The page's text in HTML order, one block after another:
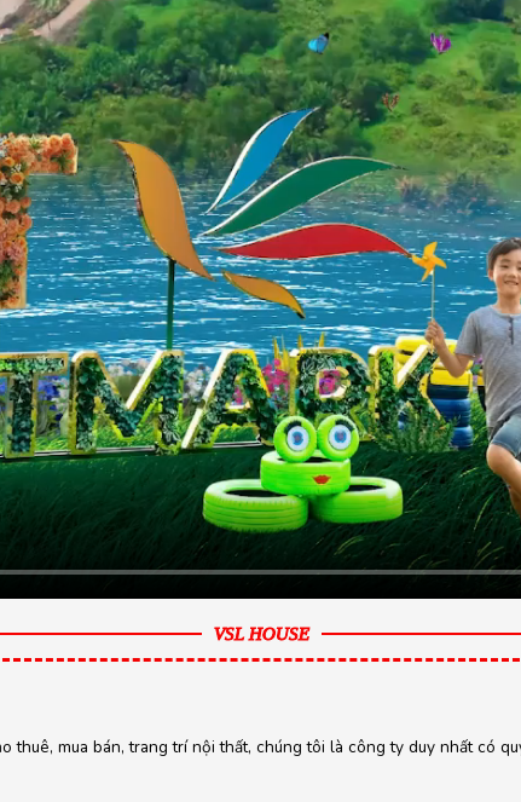
VSL HOUSE
thuê, mua bán, trang trí nội thất, chúng tôi là công ty duy nhất có